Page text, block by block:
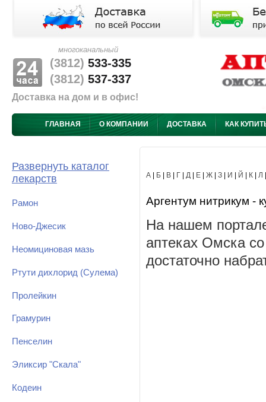
многоканальный
(3812) 533-335
(3812) 537-337
Доставка на дом и в офис!
ГЛАВНАЯ О КОМПАНИИ ДОСТАВКА КАК
Развернуть каталог
лекарств
Рамон
Ново-Джесик
Неомициновая мазь
Ртути дихлорид (Сулема)
Пролейкин
Грамурин
Пенселин
Эликсир "Скала"
Кодеин
А Б В Г Д Е Ж З И Й К Л
Аргентум нитрикум -
На нашем
аптеках Омска
достаточно